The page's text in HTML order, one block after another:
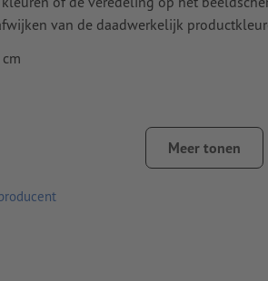
van de daadwerkelijk
Meer tonen